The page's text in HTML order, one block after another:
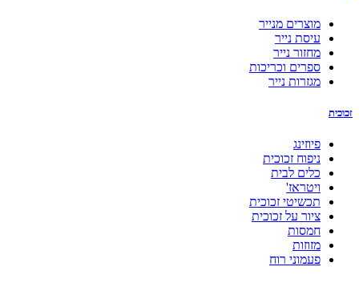
מוצרים מנייר
עיסת נייר
מחזור נייר
ספרים וכריכות
מגזרות נייר
זכוכית
פיוזינג
ניפוח זכוכית
כלים לבית
ויטראז'
תכשיטי זכוכית
ציור על זכוכית
חמסות
מזוזות
פעמוני רוח